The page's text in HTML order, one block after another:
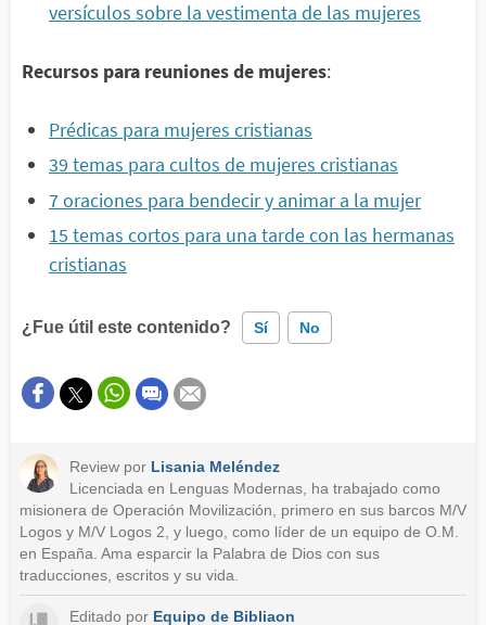
versículos sobre la vestimenta de las mujeres
Recursos para reuniones de mujeres:
Prédicas para mujeres cristianas
39 temas para cultos de mujeres cristianas
7 oraciones para bendecir y animar a la mujer
15 temas cortos para una tarde con las hermanas
cristianas
¿Fue útil este contenido? Sí No
Este contenido contiene información incorrecta
Otro
Review por Lisania Meléndez
Licenciada en Lenguas Modernas, ha trabajado como
misionera de Operación Movilización, primero en sus barcos M/V
Logos y M/V Logos 2, y luego, como líder de un equipo de O.M.
en España. Ama esparcir la Palabra de Dios con sus
traducciones, escritos y su vida.
Editado por Equipo de Bibliaon